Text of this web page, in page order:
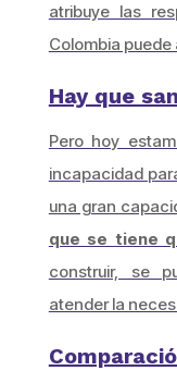
atribuye las
Colombia puede
Hay que
Pero hoy
incapacidad
una gran
que se tiene
construir, se
atender la